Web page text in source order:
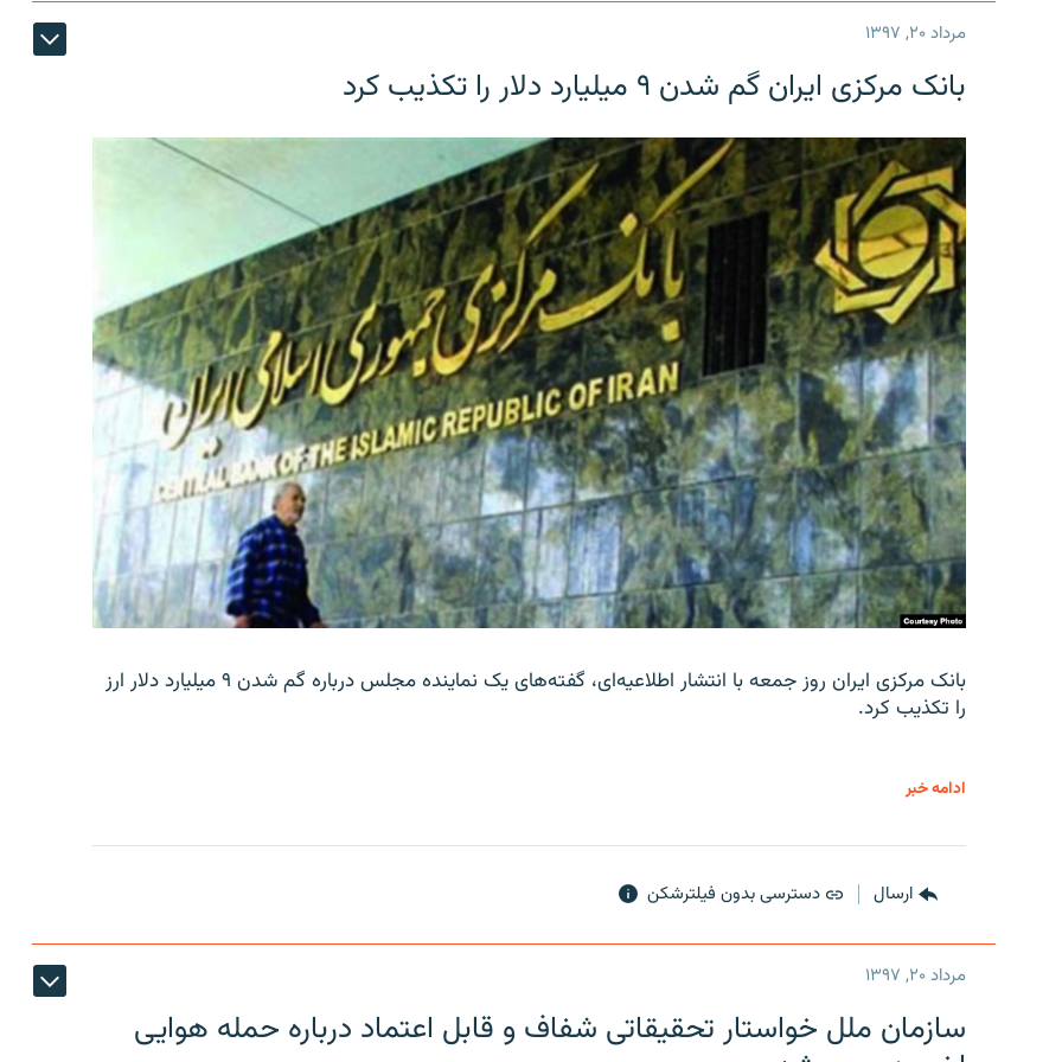
مرداد ۲۰, ۱۳۹۷
بانک مرکزی ایران گم شدن ۹ میلیارد دلار را تکذیب کرد
بانک مرکزی ایران روز جمعه با انتشار اطلاعیه‌ای، گفته‌های یک نماینده مجلس درباره گم شدن ۹ میلیارد دلار ارز
را تکذیب کرد.
ادامه خبر
ارسال دسترسی بدون فیلترشکن
مرداد ۲۰, ۱۳۹۷
سازمان ملل خواستار تحقیقاتی شفاف و قابل اعتماد درباره حمله هوایی